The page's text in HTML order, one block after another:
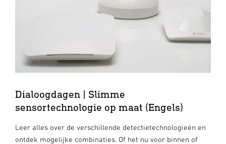
Dialoogdagen | Slimme
sensortechnologie op maat (Engels)
Leer alles over de verschillende detectietechnologieën en
ontdek mogelijke combinaties. Of het nu voor binnen of